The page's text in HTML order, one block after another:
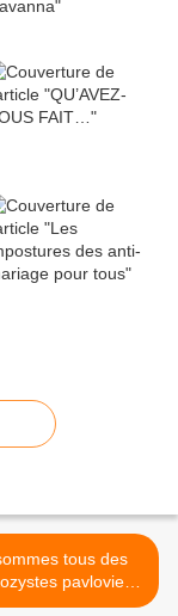
tous des
pavloviens
>